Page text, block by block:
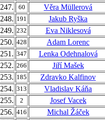
247.
60
Věra Müllerová
248. 191
Jakub Ryška
249. 232
Eva Niklesová
250. 428
Adam Lorenc
251. 347
Lenka Odehnalová
252. 266
Jiří Mašek
253. 185
Zdravko Kalfinov
254. 313
Vladislav Káňa
255.
2
Josef Vacek
256. 416
Michal Žáček